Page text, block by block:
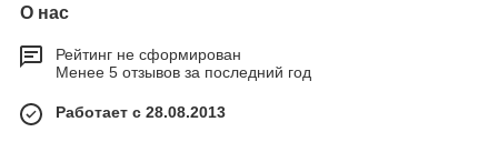
О нас
Рейтинг не сформирован
Менее 5 отзывов за последний год
Работает с 28.08.2013